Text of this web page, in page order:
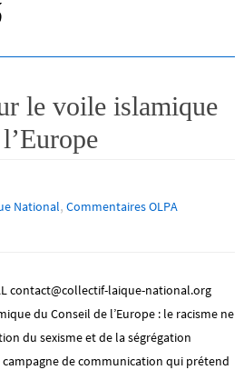
le voile islamique
National,Commentaires OLPA
contact@collectif-laique-national.org
du Conseil de l’Europe : le racisme ne
du sexisme et de la ségrégation
campagne de communication qui prétend